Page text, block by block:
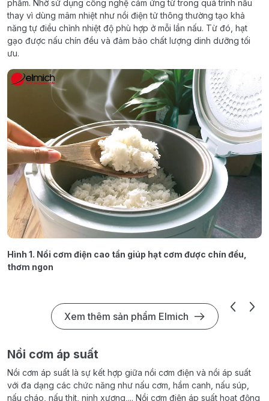
phẩm. Nhờ sử dụng công nghệ cảm ứng từ trong quá trình nấu
thay vì dùng mâm nhiệt như nồi điện tử thông thường tạo khả
năng tự điều chỉnh nhiệt độ phù hợp ở mỗi lần nấu. Từ đó, hạt
gạo được nấu chín đều và đảm bảo chất lượng dinh dưỡng tối
ưu.
Hình 1. Nồi cơm điện cao tần giúp hạt cơm được chín đều,
thơm ngon
Xem thêm sản phẩm Elmich
Nồi cơm áp suất
Nồi cơm áp suất là sự kết hợp giữa nồi cơm điện và nồi áp suất
với đa dạng các chức năng như nấu cơm, hầm canh, nấu súp,
nấu cháo, nấu thịt, ninh xương,... Nồi cơm điện áp suất hoạt động